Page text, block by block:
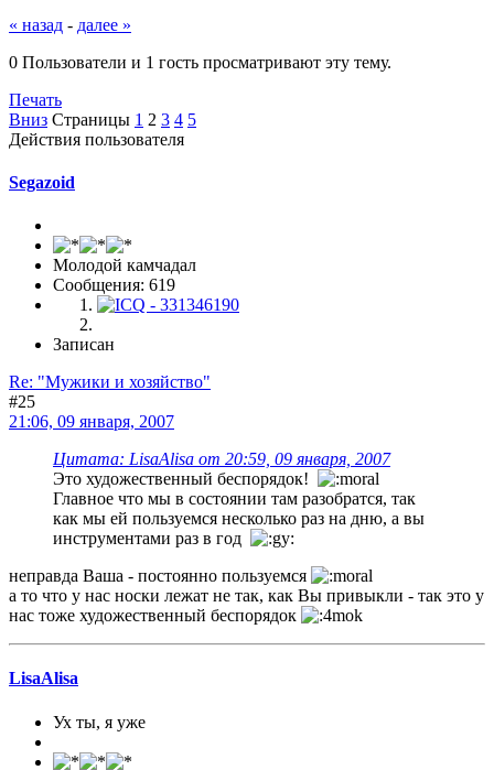
« назад - далее »
0 Пользователи и 1 гость просматривают эту тему.
Печать
Вниз Страницы 1 2 3 4 5
Действия пользователя
Segazoid
Молодой камчадал
Сообщения: 619
Записан
Re: "Мужики и хозяйство"
#25
21:06, 09 января, 2007
Цитата: LisaAlisa от 20:59, 09 января, 2007
Это художественный беспорядок!
Главное что мы в состоянии там разобратся, так
как мы ей пользуемся несколько раз на дню, а вы
инструментами раз в год
неправда Ваша - постоянно пользуемся
а то что у нас носки лежат не так, как Вы привыкли - так это у
нас тоже художественный беспорядок
LisaAlisa
Ух ты, я уже